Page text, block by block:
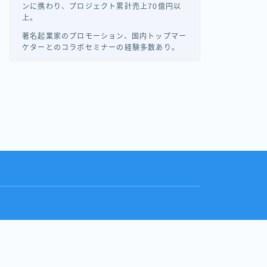
ンに携わり、プロジェクト累計売上70億円以
上。
著名起業家のプロモーション、国内トップマー
ケターとのコラボセミナーの経験多数あり。